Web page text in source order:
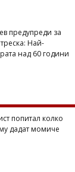
предупреди за
Най-
над 60 години
попитал колко
дадат момиче